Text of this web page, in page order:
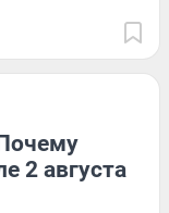
2 августа